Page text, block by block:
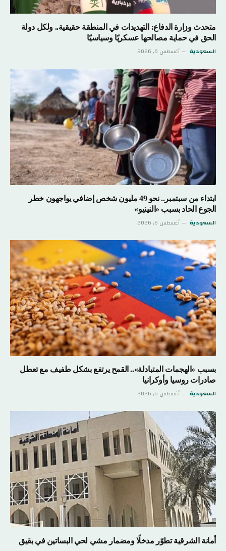
متحدث وزارة الدفاع: التهديدات في المنطقة حقيقية.. ولكل دولة
الحق في حماية مصالحها عسكريًا وسياسيًا
السعودية أغسطس 6, 2026
ابتداء من سبتمبر.. نحو 49 مليون شخص إضافي يواجهون خطر
الجوع الحاد بسبب «النينيو»
السعودية أغسطس 6, 2026
بسبب «الهجمات المتبادلة».. القمح يرتفع بشكل طفيف مع تعطل
صادرات روسيا وأوكرانيا
السعودية أغسطس 6, 2026
أمانة الشرقية تطوّر مدخلًا ومضمار مشي لحي البساتين في بقيق